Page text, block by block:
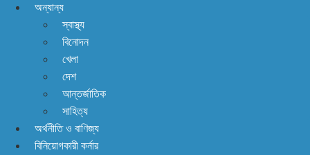
অন্যান্য
স্বাস্থ্য
বিনোদন
খেলা
দেশ
আন্তর্জাতিক
সাহিত্য
অর্থনীতি ও বাণিজ্য
বিনিয়োগকারী কর্নার